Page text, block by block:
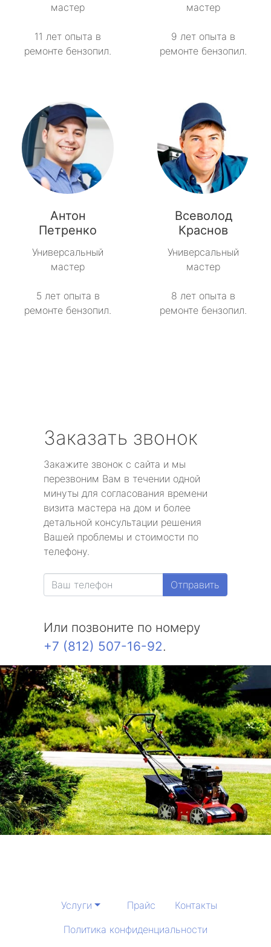
мастер
11 лет опыта в
ремонте бензопил.
мастер
9 лет опыта в
ремонте бензопил.
Антон
Петренко
Универсальный
мастер
5 лет опыта в
ремонте бензопил.
Всеволод
Краснов
Универсальный
мастер
8 лет опыта в
ремонте бензопил.
Заказать звонок
Закажите звонок с сайта и мы
перезвоним Вам в течении одной
минуты для согласования времени
визита мастера на дом и более
детальной консультации решения
Вашей проблемы и стоимости по
телефону.
Отправить
Или позвоните по номеру
+7 (812) 507-16-92.
Услуги Прайс
Контакты
Политика конфиденциальности